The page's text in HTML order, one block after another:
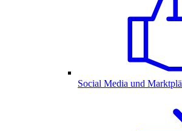
Social Media und